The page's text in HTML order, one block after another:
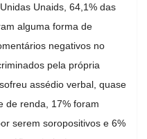
Unaids, 64,1% das
alguma forma de
negativos no
pela própria
assédio verbal, quase
de renda, 17% foram
serem soropositivos e 6%